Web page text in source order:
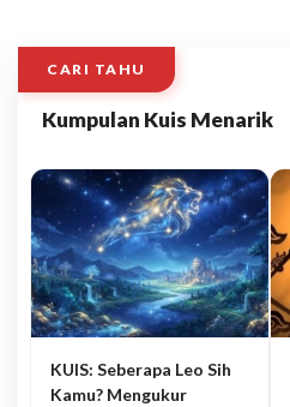
CARI TAHU
Kumpulan Kuis Menarik
KUIS: Seberapa Leo Sih
Kamu? Mengukur